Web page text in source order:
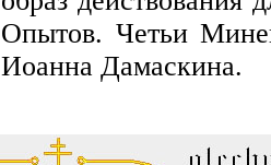
Опытов. Четьи
Иоанна Дамаскина.